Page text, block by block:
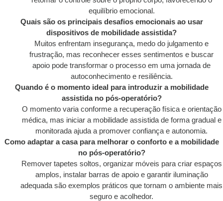
equilíbrio emocional.
Quais são os principais desafios emocionais ao usar
dispositivos de mobilidade assistida?
Muitos enfrentam insegurança, medo do julgamento e
frustração, mas reconhecer esses sentimentos e buscar
apoio pode transformar o processo em uma jornada de
autoconhecimento e resiliência.
Quando é o momento ideal para introduzir a mobilidade
assistida no pós-operatório?
O momento varia conforme a recuperação física e orientação
médica, mas iniciar a mobilidade assistida de forma gradual e
monitorada ajuda a promover confiança e autonomia.
Como adaptar a casa para melhorar o conforto e a mobilidade
no pós-operatório?
Remover tapetes soltos, organizar móveis para criar espaços
amplos, instalar barras de apoio e garantir iluminação
adequada são exemplos práticos que tornam o ambiente mais
seguro e acolhedor.